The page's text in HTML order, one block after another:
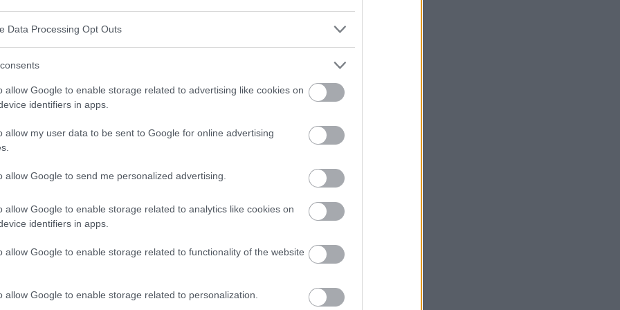
Data Processing Opt Outs
allow Google to enable storage related to advertising like cookies on
identifiers in apps.
allow my user data to be sent to Google for online advertising
allow Google to send me personalized advertising.
allow Google to enable storage related to analytics like cookies on
identifiers in apps.
allow Google to enable storage related to functionality of the website
allow Google to enable storage related to personalization.
Anspruch nehmen?
Schwierigkeiten haben, etwas zu unternehmen
sie für unser berufliches oder privates Leben
Entmutigung und Energielosigkeit äußern.
Gefühl der Überforderung, zu viele
zurückzuführen. Was auch immer die
es sich um einen vorübergehenden Zustand
werden kann.